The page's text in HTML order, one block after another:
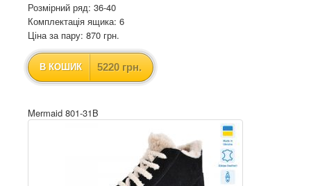
Розмірний ряд: 36-40
Комплектація ящика: 6
Ціна за пару: 870 грн.
В КОШИК 5220 грн.
Mermaid 801-31B